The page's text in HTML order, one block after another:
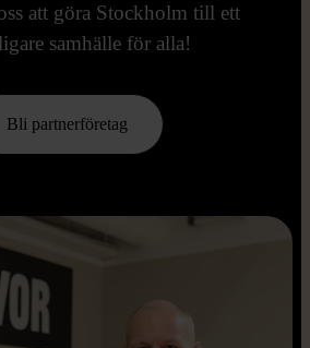
att göra Stockholm till ett
samhälle för alla!
Bli partnerföretag